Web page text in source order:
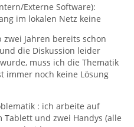
Externe Software):
im lokalen Netz keine
Jahren bereits schon
die Diskussion leider
muss ich die Thematik
immer noch keine Lösung
: ich arbeite auf
Tablett und zwei Handys (alle